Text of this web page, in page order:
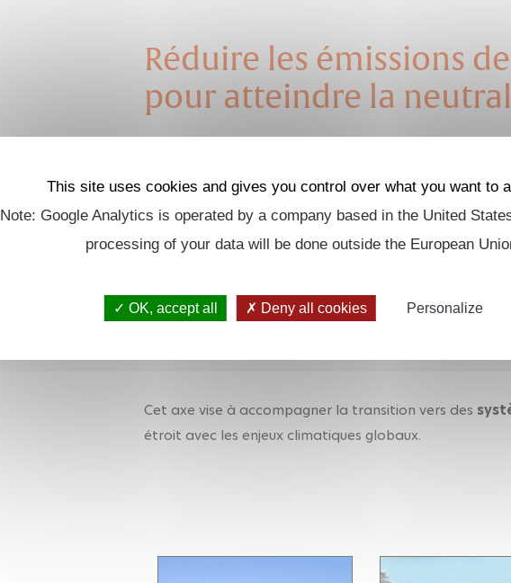
Réduire les émissions
pour atteindre la
. Cet axe de recherche du centre
technologiquesetsystémiquespermettant de
autres gaz à effet de serre dans les secteurs clés de
bâtiment.
LesResearch Actions1 et 2 explorent les
procédés, lestechnologies de capture et de
Cet axe vise à accompagner la transition vers des
étroit avec les enjeux climatiques globaux.
This site uses cookies and gives you control over what you want to
Note: Google Analytics is operated by a company based in the United
processing of your data will be done outside the European
OK, accept all Deny all cookies Personalize